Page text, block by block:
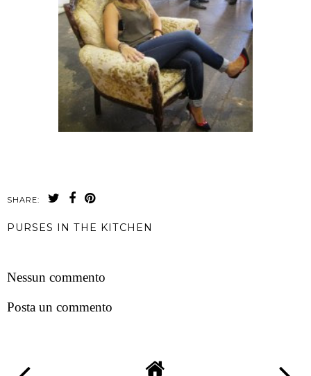
SHARE:
PURSES IN THE KITCHEN
Nessun commento
Posta un commento